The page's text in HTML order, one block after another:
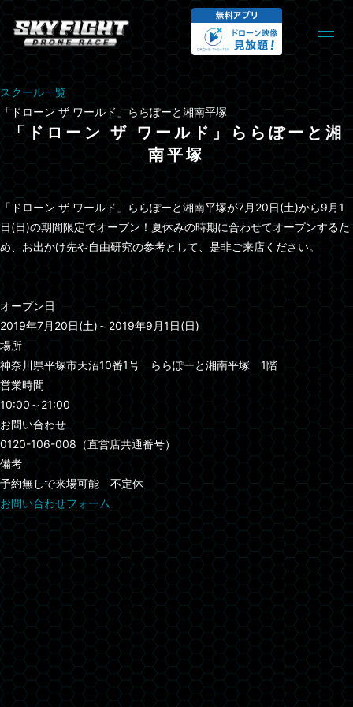
スクール一覧
「ドローン ザ ワールド」ららぽーと湘南平塚
「ドローン ザ ワールド」ららぽーと湘
南平塚
「ドローン ザ ワールド」ららぽーと湘南平塚が7月20日(土)から9月1
日(日)の期間限定でオープン！夏休みの時期に合わせてオープンするた
め、お出かけ先や自由研究の参考として、是非ご来店ください。
オープン日
2019年7月20日(土)～2019年9月1日(日)
場所
神奈川県平塚市天沼10番1号 ららぽーと湘南平塚 1階
営業時間
10:00～21:00
お問い合わせ
0120-106-008（直営店共通番号）
備考
予約無しで来場可能 不定休
お問い合わせフォーム